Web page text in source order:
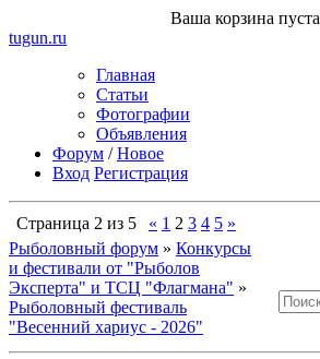
Ваша корзина пуста
tugun.ru
Главная
Статьи
Фотографии
Объявления
Форум /Новое
Вход Регистрация
Страница 2 из 5 « 1 2 3 4 5 »
Рыболовный форум » Конкурсы
и фестивали от "Рыболов
Эксперта" и ТСЦ "Флагмана" »
Рыболовный фестиваль
"Весенний хариус - 2026"